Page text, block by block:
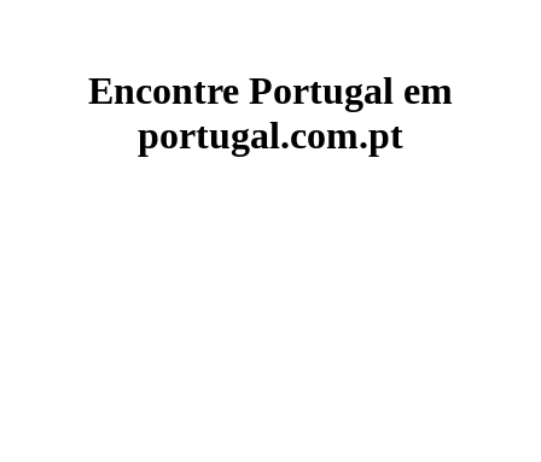
Encontre Portugal em
portugal.com.pt